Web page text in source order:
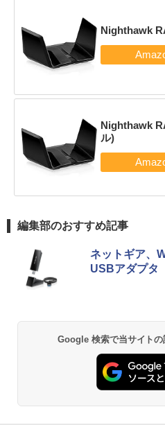
Nighthawk
Nighthawk
ル)
編集部のおすすめ記事
ネットギア、
USBアダプタ
Google 検索で当サイト